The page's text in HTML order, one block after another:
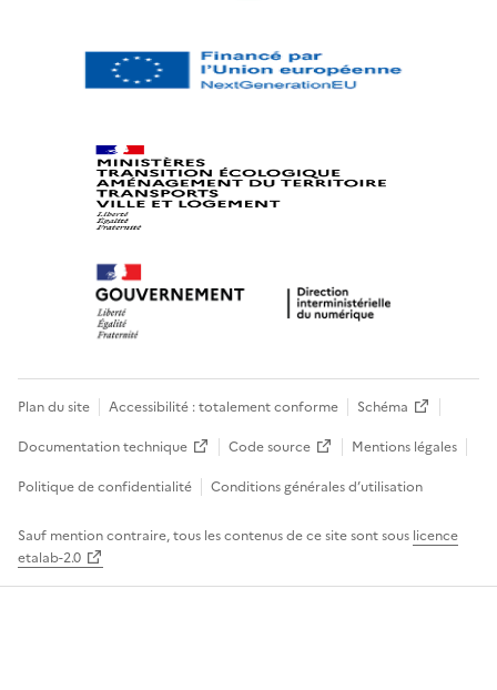
Plan du site Accessibilité : totalement conforme
Schéma
Documentation technique
Code source
Mentions légales
Politique de confidentialité
Conditions générales d’utilisation
Sauf mention contraire, tous les contenus de ce site sont sous licence
etalab-2.0